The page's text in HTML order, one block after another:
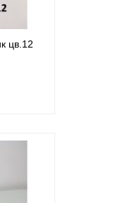
цв.12